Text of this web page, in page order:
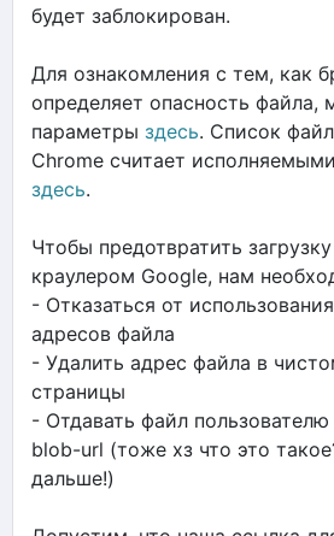
будет заблокирован.
Для ознакомления с тем, как
определяет опасность файла,
параметры здесь. Список
Chrome считает
здесь.
Чтобы предотвратить
краулером Google, нам
- Отказаться от
адресов файла
- Удалить адрес файла в
страницы
- Отдавать файл
blob-url (тоже хз что это
дальше!)